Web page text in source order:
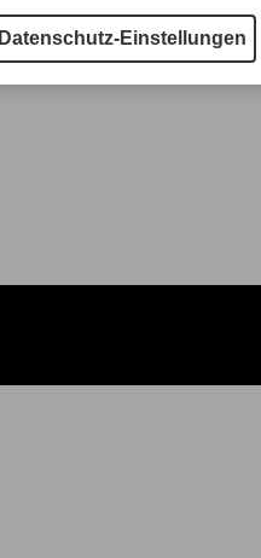
Datenschutz-Einstellungen